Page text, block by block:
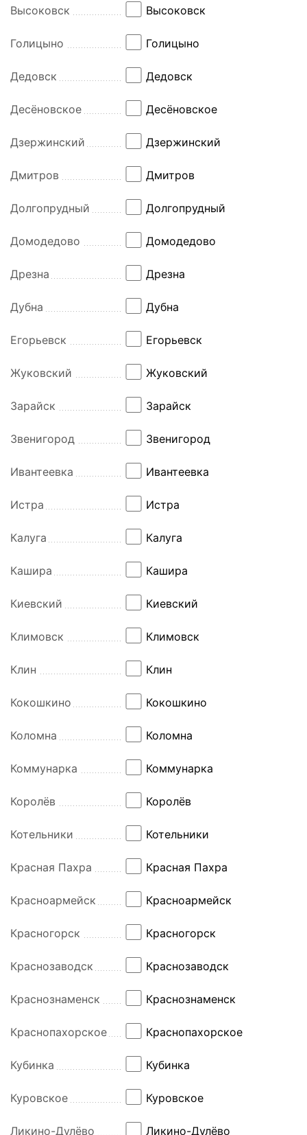
Высоковск Высоковск
Голицыно Голицыно
Дедовск Дедовск
Десёновское Десёновское
Дзержинский Дзержинский
Дмитров Дмитров
Долгопрудный Долгопрудный
Домодедово Домодедово
Дрезна Дрезна
Дубна Дубна
Егорьевск Егорьевск
Жуковский Жуковский
Зарайск Зарайск
Звенигород Звенигород
Ивантеевка Ивантеевка
Истра Истра
Калуга Калуга
Кашира Кашира
Киевский Киевский
Климовск Климовск
Клин Клин
Кокошкино Кокошкино
Коломна Коломна
Коммунарка Коммунарка
Королёв Королёв
Котельники Котельники
Красная Пахра Красная Пахра
Красноармейск Красноармейск
Красногорск Красногорск
Краснозаводск Краснозаводск
Краснознаменск Краснознаменск
Краснопахорское Краснопахорское
Кубинка Кубинка
Куровское Куровское
Ликино-Дулёво Ликино-Дулёво